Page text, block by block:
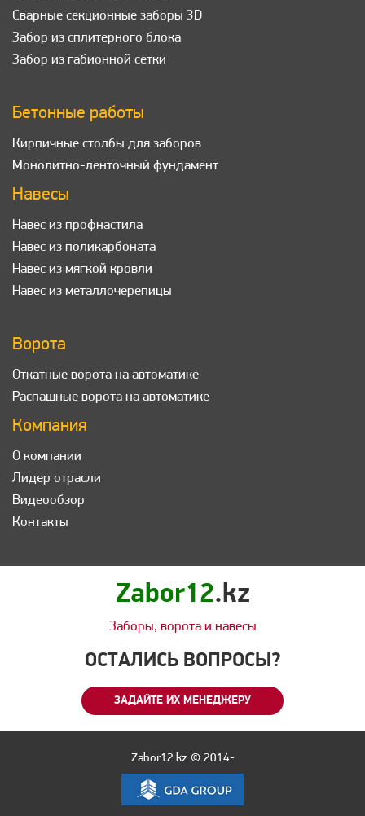
Сварные секционные заборы 3D
Забор из сплитерного блока
Забор из габионной сетки
Бетонные работы
Кирпичные столбы для заборов
Монолитно-ленточный фундамент
Навесы
Навес из профнастила
Навес из поликарбоната
Навес из мягкой кровли
Навес из металлочерепицы
Ворота
Откатные ворота на автоматике
Распашные ворота на автоматике
Компания
О компании
Лидер отрасли
Видеообзор
Контакты
Zabor12.kz
Заборы, ворота и навесы
ОСТАЛИСЬ ВОПРОСЫ?
ЗАДАЙТЕ ИХ МЕНЕДЖЕРУ
Zabor12.kz © 2014-